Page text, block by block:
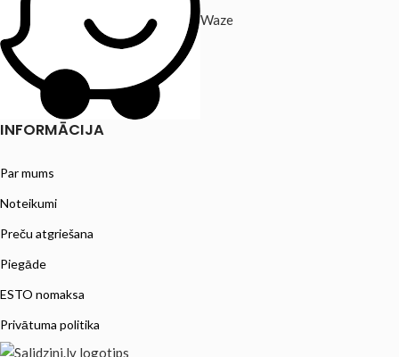
Waze
INFORMĀCIJA
Par mums
Noteikumi
Preču atgriešana
Piegāde
ESTO nomaksa
Privātuma politika